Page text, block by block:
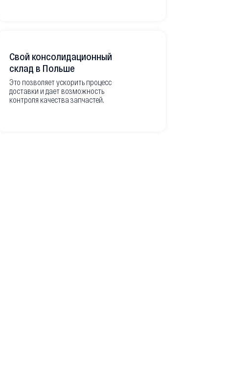
Свой консолидационный
склад в Польше
Это позволяет ускорить процесс
доставки и дает возможность
контроля качества запчастей.